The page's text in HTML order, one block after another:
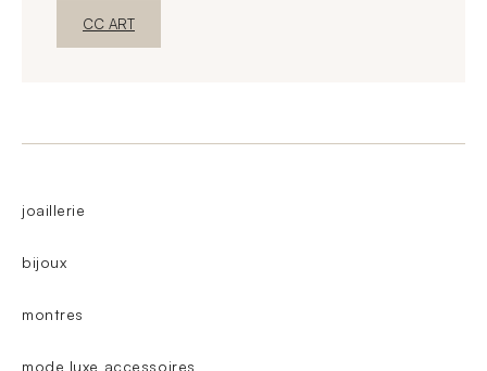
Nueva ventanaDescubrir
CC ART
joaillerie
bijoux
montres
mode luxe accessoires